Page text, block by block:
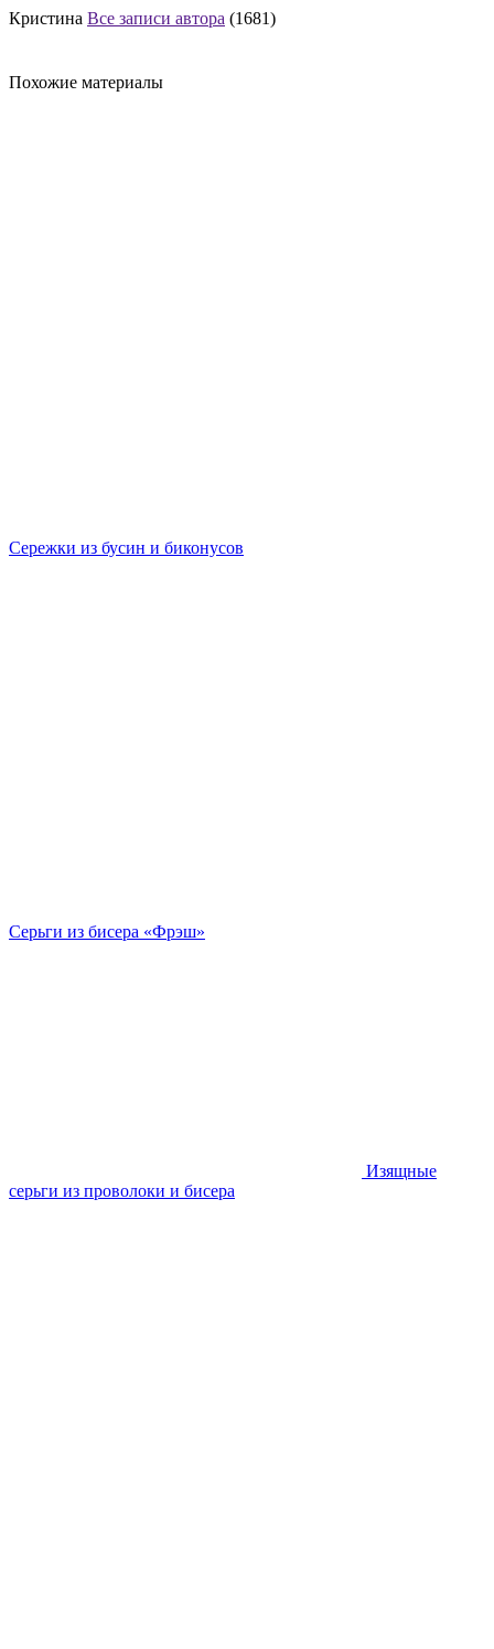
Кристина Все записи автора (1681)
Похожие материалы
Сережки из бусин и биконусов
Серьги из бисера «Фрэш»
Изящные
серьги из проволоки и бисера